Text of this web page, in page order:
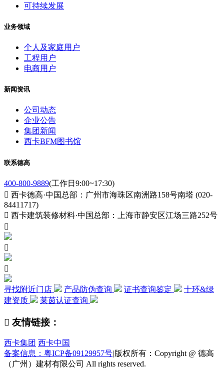
可持续发展
业务领域
个人及家庭用户
工程用户
电商用户
新闻资讯
公司动态
企业公告
集团新闻
西卡BFM图书馆
联系德高
400-800-9889(工作日9:00~17:30)
 西卡德高·中国总部：广州市海珠区南洲路158号南塔 (020-
84411717)
 西卡建筑装修材料·中国总部：上海市静安区江场三路252号



寻找附近门店 产品防伪查询 证书查询鉴定
十环&绿
建资质
莱茵认证查询
 友情链接：
西卡集团 西卡中国
备案信息：粤ICP备09129957号|版权所有：Copyright @ 德高
（广州）建材有限公司 All rights reserved.